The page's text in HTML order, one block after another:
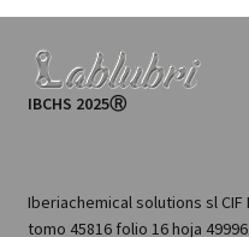
IBCHS 2025Ⓡ
Iberiachemical solutions sl
tomo 45816 folio 16 hoja